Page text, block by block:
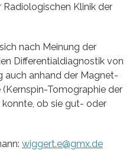
Klinik der
nach Meinung der
Differentialdiagnostik von
auch anhand der Magnet-
Tomographie der
ob sie gut- oder
wiggert.e@gmx.de